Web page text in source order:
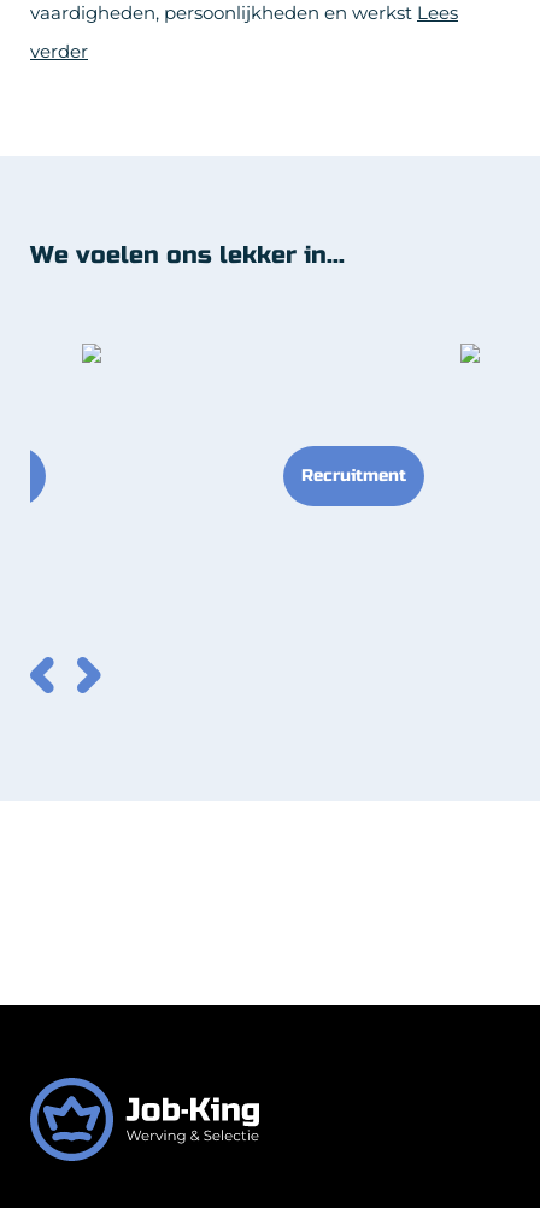
vaardigheden, persoonlijkheden en werkst Lees
verder
We voelen ons lekker in...
Recruitment